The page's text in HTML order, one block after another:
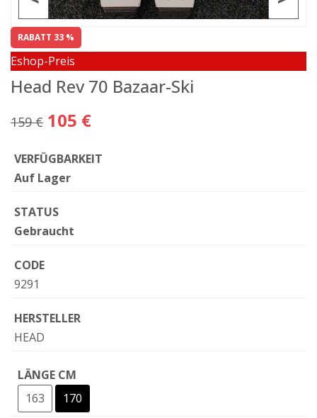
RABATT 33 %
Eshop-Preis
Head Rev 70 Bazaar-Ski
159 € 105 €
VERFÜGBARKEIT
Auf Lager
STATUS
Gebraucht
CODE
9291
HERSTELLER
HEAD
LÄNGE CM
163
170